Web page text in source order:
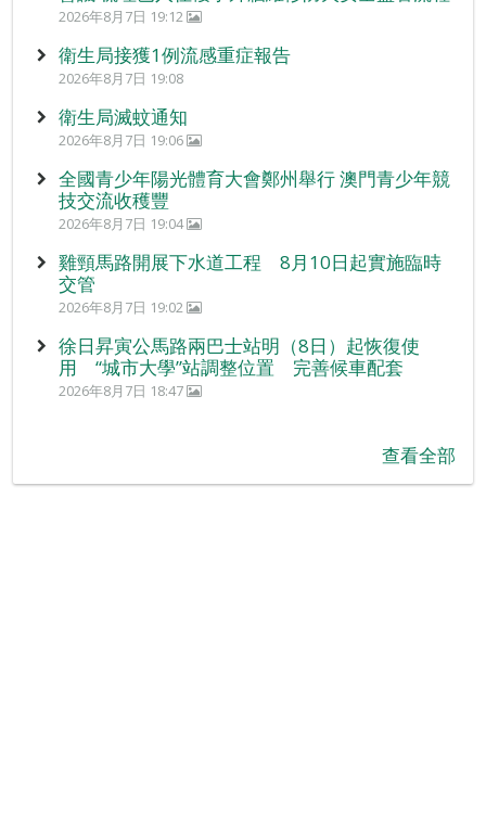
2026年8月7日 19:12
衛生局接獲1例流感重症報告
2026年8月7日 19:08
衛生局滅蚊通知
2026年8月7日 19:06
全國青少年陽光體育大會鄭州舉行 澳門青少年競
技交流收穫豐
2026年8月7日 19:04
雞頸馬路開展下水道工程 8月10日起實施臨時
交管
2026年8月7日 19:02
徐日昇寅公馬路兩巴士站明（8日）起恢復使
用 “城市大學”站調整位置 完善候車配套
2026年8月7日 18:47
查看全部